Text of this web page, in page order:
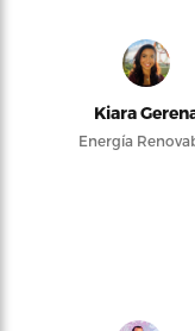
Kiara
Energía